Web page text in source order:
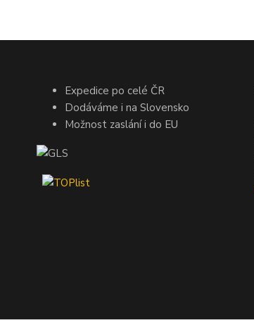
Expedice po celé ČR
Dodáváme i na Slovensko
Možnost zaslání i do EU